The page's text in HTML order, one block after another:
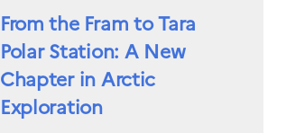
From the Fram to Tara
Polar Station: A New
Chapter in Arctic
Exploration